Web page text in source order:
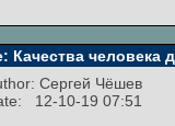
Качества человека
Сергей Чёшев
12-10-19 07:51